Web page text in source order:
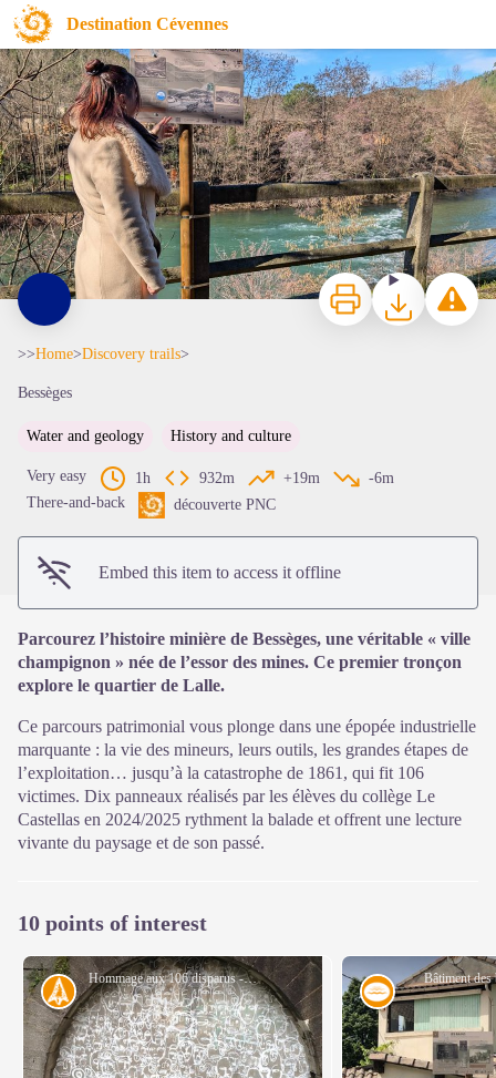
Destination Cévennes
Print DownloadReport a
>>Home>Discovery trails>
Bessèges
Water and geology History and culture
Very easy 1h 932m +19m
-6m
There-and-back
découverte PNC
Embed this item to access it offline
Parcourez l’histoire minière de Bessèges, une véritable « ville
champignon » née de l’essor des mines. Ce premier tronçon
explore le quartier de Lalle.
Ce parcours patrimonial vous plonge dans une épopée industrielle
marquante : la vie des mineurs, leurs outils, les grandes étapes de
l’exploitation… jusqu’à la catastrophe de 1861, qui fit 106
victimes. Dix panneaux réalisés par les élèves du collège Le
Castellas en 2024/2025 rythment la balade et offrent une lecture
vivante du paysage et de son passé.
10 points of interest
Hommage aux 106 disparus - MIAOU
History
Bâtiment
Water